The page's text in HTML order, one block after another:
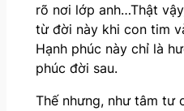
rõ nơi lớp anh…Thật
từ đời này khi con tim
Hạnh phúc này chỉ là
phúc đời sau.
Thế nhưng, như tâm tư